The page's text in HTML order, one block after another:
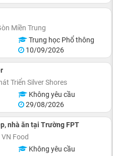
Miền Trung
Trung học Phổ thông
10/09/2026
Triển Silver Shores
Không yêu cầu
29/08/2026
nhà ăn tại Trường FPT
Food
Không yêu cầu